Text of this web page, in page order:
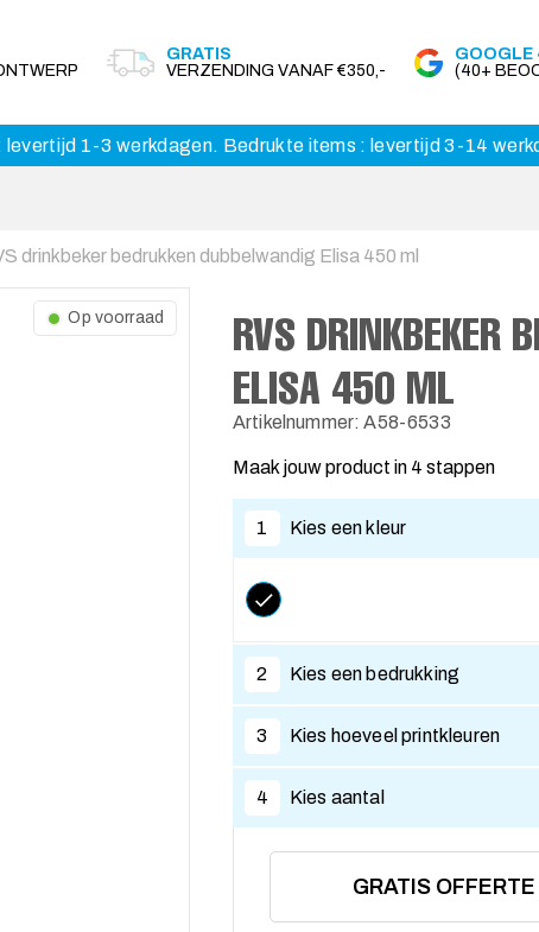
GRATIS
VERZENDING VANAF €350,-
GOOGLE
(40+
levertijd 1-3 werkdagen. Bedrukte items : levertijd 3-14
drinkbeker bedrukken dubbelwandig Elisa 450 ml
Op voorraad
RVS DRINKBEKER
ELISA 450 ML
Artikelnummer: A58-6533
Maak jouw product in 4 stappen
1 Kies een kleur
2 Kies een bedrukking
3 Kies hoeveel printkleuren
4 Kies aantal
GRATIS OFFERTE